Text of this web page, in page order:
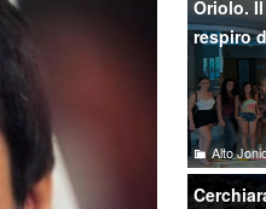
Oriolo.
respiro
Alto